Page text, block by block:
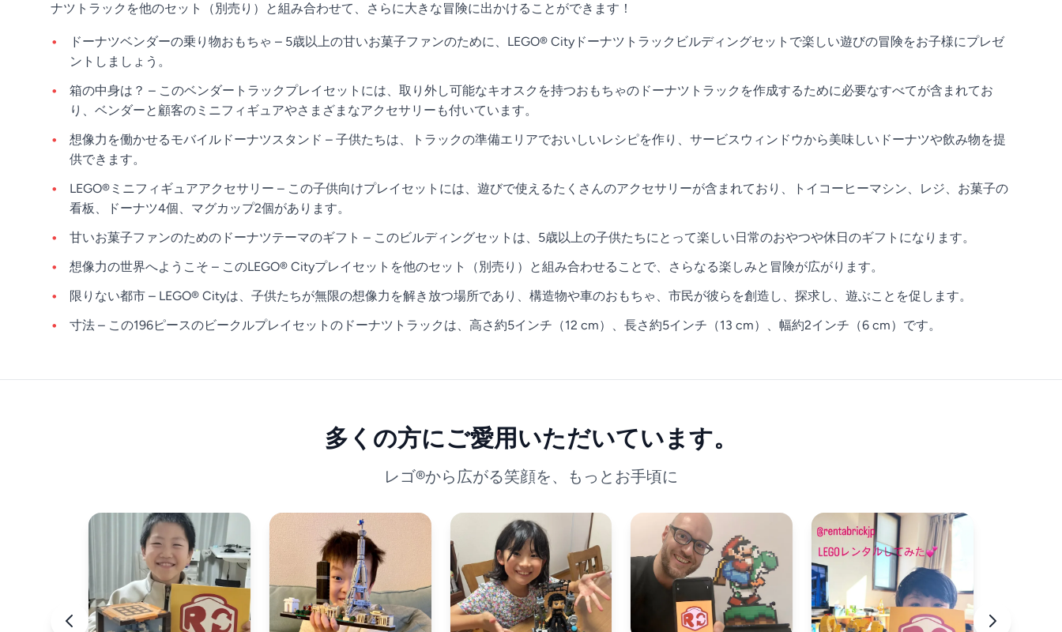
ナツトラックを他のセット（別売り）と組み合わせて、さらに大きな冒険に出かけることができます！
ドーナツベンダーの乗り物おもちゃ – 5歳以上の甘いお菓子ファンのために、LEGO® Cityドーナツトラックビルディングセットで楽しい遊びの冒険をお子様にプレゼ
ントしましょう。
箱の中身は？ – このベンダートラックプレイセットには、取り外し可能なキオスクを持つおもちゃのドーナツトラックを作成するために必要なすべてが含まれてお
り、ベンダーと顧客のミニフィギュアやさまざまなアクセサリーも付いています。
想像力を働かせるモバイルドーナツスタンド – 子供たちは、トラックの準備エリアでおいしいレシピを作り、サービスウィンドウから美味しいドーナツや飲み物を提
供できます。
LEGO®ミニフィギュアアクセサリー – この子供向けプレイセットには、遊びで使えるたくさんのアクセサリーが含まれており、トイコーヒーマシン、レジ、お菓子の
看板、ドーナツ4個、マグカップ2個があります。
甘いお菓子ファンのためのドーナツテーマのギフト – このビルディングセットは、5歳以上の子供たちにとって楽しい日常のおやつや休日のギフトになります。
想像力の世界へようこそ – このLEGO® Cityプレイセットを他のセット（別売り）と組み合わせることで、さらなる楽しみと冒険が広がります。
限りない都市 – LEGO® Cityは、子供たちが無限の想像力を解き放つ場所であり、構造物や車のおもちゃ、市民が彼らを創造し、探求し、遊ぶことを促します。
寸法 – この196ピースのビークルプレイセットのドーナツトラックは、高さ約5インチ（12 cm）、長さ約5インチ（13 cm）、幅約2インチ（6 cm）です。
多くの方にご愛用いただいています。
レゴ®から広がる笑顔を、もっとお手頃に